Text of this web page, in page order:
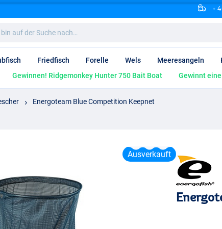
+
Friedfisch Forelle Wels Meeresangeln
Gewinnen! Ridgemonkey Hunter 750 Bait Boat Gewinnt
Energoteam Blue Competition Keepnet
Ausverkauft